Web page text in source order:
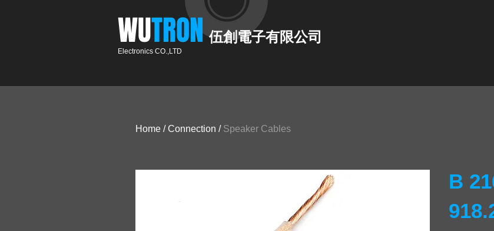
​WUTRON​​
Electronics CO.,LTD
伍創電子有限公司
Home /Connection / Speaker Cables
B